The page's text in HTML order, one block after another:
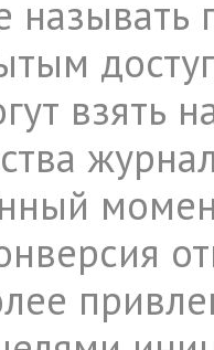
называть
взять